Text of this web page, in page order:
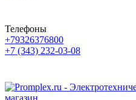
Телефоны
+79326376800
+7 (343) 232-03-08